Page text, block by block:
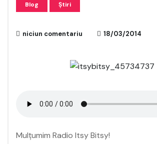
Blog Știri
niciun comentariu 18/03/2014
Mulțumim Radio Itsy Bitsy!